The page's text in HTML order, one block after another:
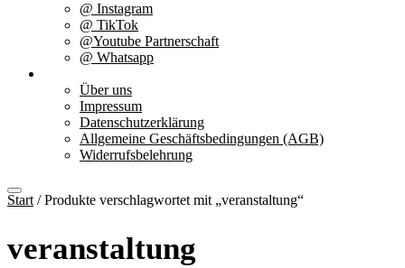
@ Instagram
@ TikTok
@Youtube Partnerschaft
@ Whatsapp
Über uns
Impressum
Datenschutzerklärung
Allgemeine Geschäftsbedingungen (AGB)
Widerrufsbelehrung
Start / Produkte verschlagwortet mit „veranstaltung“
veranstaltung